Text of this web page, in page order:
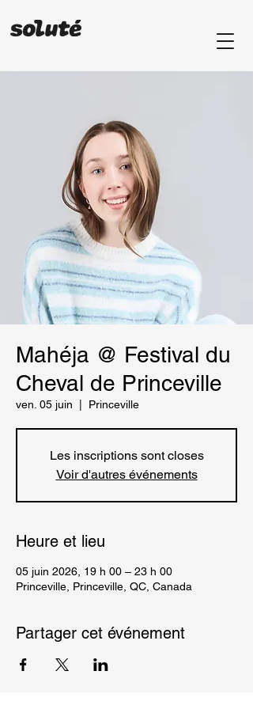
Mahéja @ Festival du
Cheval de Princeville
ven. 05 juin Princeville
Les inscriptions sont closes
Voir d'autres événements
Heure et lieu
05 juin 2026, 19 h 00 – 23 h 00
Princeville, Princeville, QC, Canada
Partager cet événement